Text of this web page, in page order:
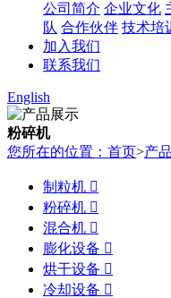
公司简介 企业文化
队 合作伙伴 技术培
加入我们
联系我们
English
粉碎机
您所在的位置：首页>产
制粒机 
粉碎机 
混合机 
膨化设备 
烘干设备 
冷却设备 